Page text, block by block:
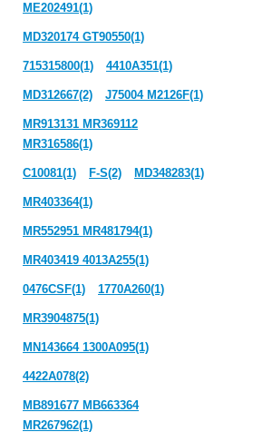
ME202491(1)
MD320174 GT90550(1)
715315800(1) 4410A351(1)
MD312667(2) J75004 M2126F(1)
MR913131 MR369112
MR316586(1)
C10081(1) F-S(2) MD348283(1)
MR403364(1)
MR552951 MR481794(1)
MR403419 4013A255(1)
0476CSF(1) 1770A260(1)
MR3904875(1)
MN143664 1300A095(1)
4422A078(2)
MB891677 MB663364
MR267962(1)